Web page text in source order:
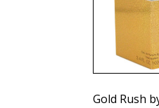
Gold Rush